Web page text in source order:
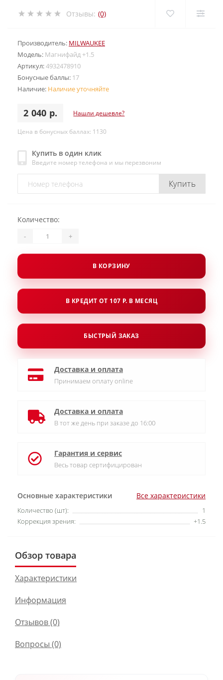
Отзывы: (0)
Производитель: MILWAUKEE
Модель: Магнифайд +1.5
Артикул:4932478910
Бонусные баллы: 17
Наличие: Наличие уточняйте
2 040 р. Нашли дешевле?
Цена в бонусных баллах: 1130
Купить в один клик
Введите номер телефона и мы перезвоним
Купить
Основные характеристики Все характеристики
Количество (шт):
1
Коррекция зрения:
+1.5
Количество:
- +
В КОРЗИНУ
В КРЕДИТ ОТ 107 Р. В МЕСЯЦ
БЫСТРЫЙ ЗАКАЗ
Доставка и оплата
Принимаем оплату online
Доставка и оплата
В тот же день при заказе до 16:00
Гарантия и сервис
Весь товар сертифицирован
Обзор товара
Характеристики
Информация
Отзывов (0)
Вопросы (0)